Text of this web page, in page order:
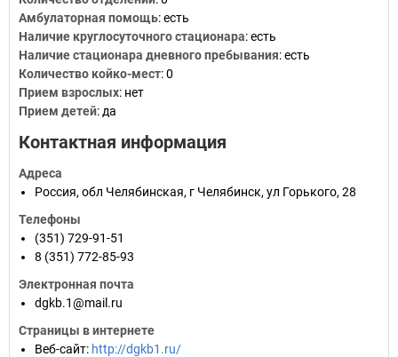
Амбулаторная помощь: есть
Наличие круглосуточного стационара: есть
Наличие стационара дневного пребывания: есть
Количество койко-мест: 0
Прием взрослых: нет
Прием детей: да
Контактная информация
Адреса
Россия, обл Челябинская, г Челябинск, ул Горького, 28
Телефоны
(351) 729-91-51
8 (351) 772-85-93
Электронная почта
dgkb.1@mail.ru
Страницы в интернете
Веб-сайт: http://dgkb1.ru/